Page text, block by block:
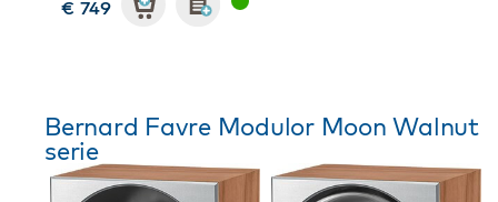
€ 749
Bernard Favre Modulor Moon Walnut
serie